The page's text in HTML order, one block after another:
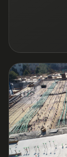
03